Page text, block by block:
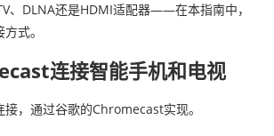
、DLNA还是HDMI适配器——在本指南中，
式。
连接智能手机和电视
，通过谷歌的Chromecast实现。